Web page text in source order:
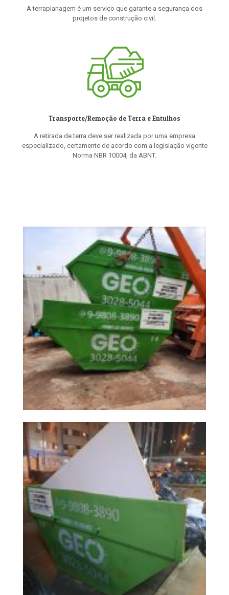
A terraplanagem é um serviço que garante a segurança dos
projetos de construção civil.
Transporte/Remoção de Terra e Entulhos
A retirada de terra deve ser realizada por uma empresa
especializado, certamente de acordo com a legislação vigente
Norma NBR 10004, da ABNT.